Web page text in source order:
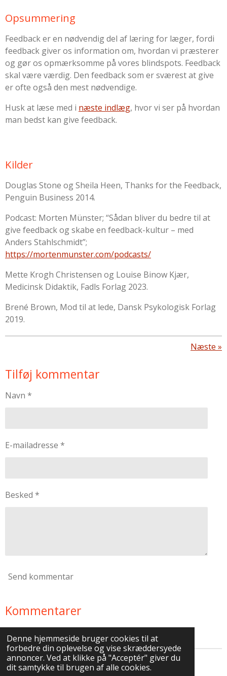
Denne hjemmeside bruger cookies til at
forbedre din oplevelse og vise skræddersyede
annoncer. Ved at klikke på "Acceptér" giver du
dit samtykke til brugen af alle cookies.
Opsummering
Feedback er en nødvendig del af læring for læger, fordi
feedback giver os information om, hvordan vi præsterer
og gør os opmærksomme på vores blindspots. Feedback
skal være værdig. Den feedback som er sværest at give
er ofte også den mest nødvendige.
Husk at læse med i næste indlæg, hvor vi ser på hvordan
man bedst kan give feedback.
Kilder
Douglas Stone og Sheila Heen, Thanks for the Feedback,
Penguin Business 2014.
Podcast: Morten Münster; “Sådan bliver du bedre til at
give feedback og skabe en feedback-kultur – med
Anders Stahlschmidt”;
https://mortenmunster.com/podcasts/
Mette Krogh Christensen og Louise Binow Kjær,
Medicinsk Didaktik, Fadls Forlag 2023.
Brené Brown, Mod til at lede, Dansk Psykologisk Forlag
2019.
Næste »
Tilføj kommentar
Navn *
E-mailadresse *
Besked *
Send kommentar
Kommentarer
Kontakt: info@bedrelaeringforlaeger.dk